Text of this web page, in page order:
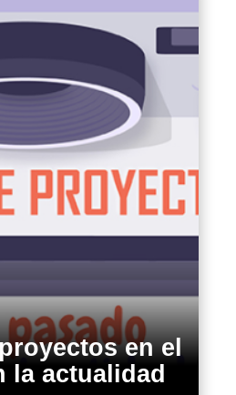
en el
la actualidad